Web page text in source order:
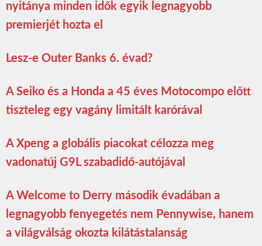
nyitánya minden idők egyik legnagyobb
premierjét hozta el
Lesz-e Outer Banks 6. évad?
A Seiko és a Honda a 45 éves Motocompo előtt
tiszteleg egy vagány limitált karórával
A Xpeng a globális piacokat célozza meg
vadonatúj G9L szabadidő-autójával
A Welcome to Derry második évadában a
legnagyobb fenyegetés nem Pennywise, hanem
a világválság okozta kilátástalanság